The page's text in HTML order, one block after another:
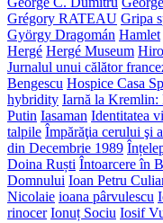
Grégory RATEAU Gripa
György Dragomán Hamlet
Hergé Hergé Museum
Jurnalul unui călător
Bengescu Hospice Casa
hybridity Iarnă la Kremlin:
Putin Iasaman Identitatea
talpile Împărăţia cerului şi
din Decembrie 1989
Doina Ruști Întoarcere în
Domnului Ioan Petru
Nicolaie ioana pârvulescu
rinocer Ionuț Sociu Iosif